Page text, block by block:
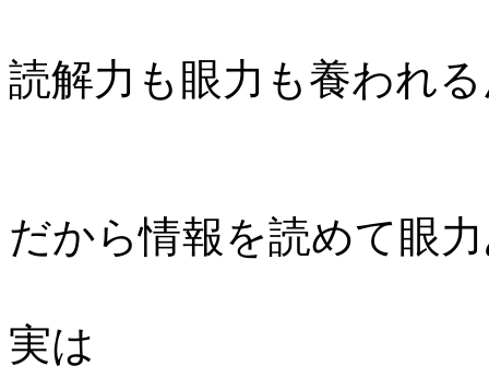
読解力も眼力も養われ
だから情報を読めて眼
実は